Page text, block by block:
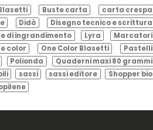
Buste carta
carta crespa
Didò
Disegno tecnico e scrittura
di ingrandimento Lyra
Marcatori
color One Color Blasetti
Pastelli
Polionda
Quaderni maxi 80 grammi
sassi sassi editore
Shopper bio